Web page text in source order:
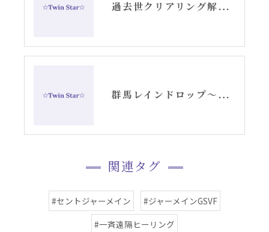
過去世クリアリング解放・セッション
群馬レインドロップ〜天使の羽根ヒーリング〜ご感想
関連タグ
#セントジャーメイン
#ジャーメインGSVF
#一斉遠隔ヒーリング